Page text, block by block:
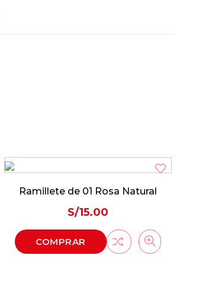
Ramillete de 01 Rosa Natural
S/15.00
COMPRAR